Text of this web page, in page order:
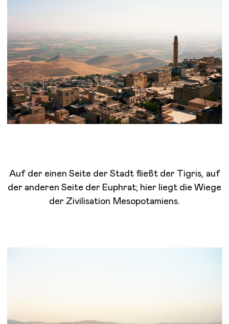
Auf der einen Seite der Stadt fließt der Tigris, auf
der anderen Seite der Euphrat; hier liegt die Wiege
der Zivilisation Mesopotamiens.